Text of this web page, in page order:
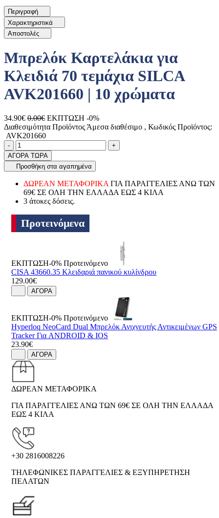
Περιγραφή
Χαρακτηριστικά
Αποστολές
Μπρελόκ Καρτελάκια για
Κλειδιά 70 τεμάχια SILCA
AVK201660 | 10 χρώματα
34.90€ 0.00€ ΕΚΠΤΩΣΗ -0%
Διαθεσιμότητα Προϊόντος Άμεσα διαθέσιμο , Κωδικός Προϊόντος:
AVK201660
Ποσότητα
-product.increase.quantity +
ΑΓΟΡΑ ΤΩΡΑ
Προσθήκη στα αγαπημένα
ΔΩΡΕΑΝ ΜΕΤΑΦΟΡΙΚΑ ΓΙΑ ΠΑΡΑΓΓΕΛΙΕΣ ΑΝΩ ΤΩΝ
69€ ΣΕ ΟΛΗ ΤΗΝ ΕΛΛΑΔΑ ΕΩΣ 4 ΚΙΛΑ
3 άτοκες δόσεις.
Προτεινόμενα
ΕΚΠΤΩΣΗ-0% Προτεινόμενο
CISA 43660.35 Κλειδαριά πανικού κυλίνδρου
129.00€
ΑΓΟΡΑ
ΕΚΠΤΩΣΗ-0% Προτεινόμενο
Hyperloq NeoCard Dual Μπρελόκ Ανιχνευτής Αντικειμένων GPS
Tracker Για ANDROID & IOS
23.90€
ΑΓΟΡΑ
ΔΩΡΕΑΝ ΜΕΤΑΦΟΡΙΚΑ
ΓΙΑ ΠΑΡΑΓΓΕΛΙΕΣ ΑΝΩ ΤΩΝ 69€ ΣΕ ΟΛΗ ΤΗΝ ΕΛΛΑΔΑ
ΕΩΣ 4 ΚΙΛΑ
+30 2816008226
ΤΗΛΕΦΩΝΙΚΕΣ ΠΑΡΑΓΓΕΛΙΕΣ & ΕΞΥΠΗΡΕΤΗΣΗ
ΠΕΛΑΤΩΝ